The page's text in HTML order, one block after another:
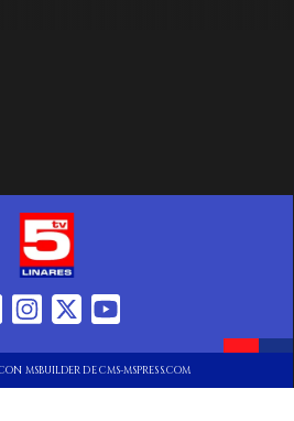
MSBUILDER DE CMS-MSPRESS.COM